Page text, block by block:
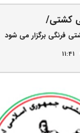
کشتی/
فرنگی برگزار می شود
11:41